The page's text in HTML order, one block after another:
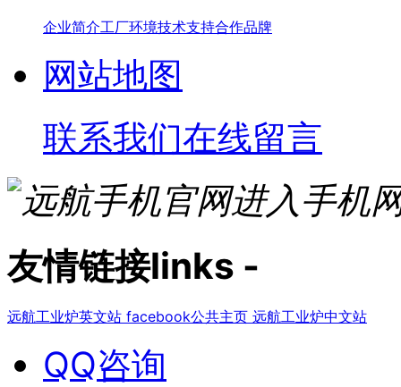
企业简介工厂环境技术支持合作品牌
网站地图
联系我们在线留言
进入手机
友情链接links -
远航工业炉英文站 facebook公共主页 远航工业炉中文站
QQ咨询